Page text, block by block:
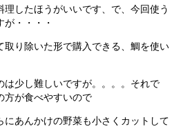
したほうがいいです、で、今回使う
・・・・
取り除いた形で購入できる、鯛を使い
少し難しいですが。。。。それで
方が食べやすいので
あんかけの野菜も小さくカットして